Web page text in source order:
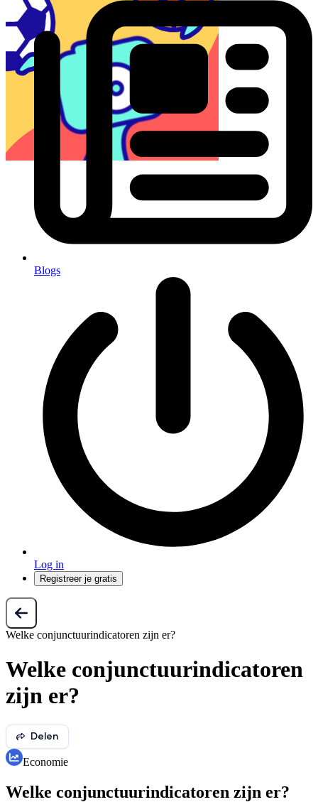
Blogs
Log in
Registreer je gratis
Welke conjunctuurindicatoren zijn er?
Welke conjunctuurindicatoren
zijn er?
Delen
Economie
Welke conjunctuurindicatoren zijn er?